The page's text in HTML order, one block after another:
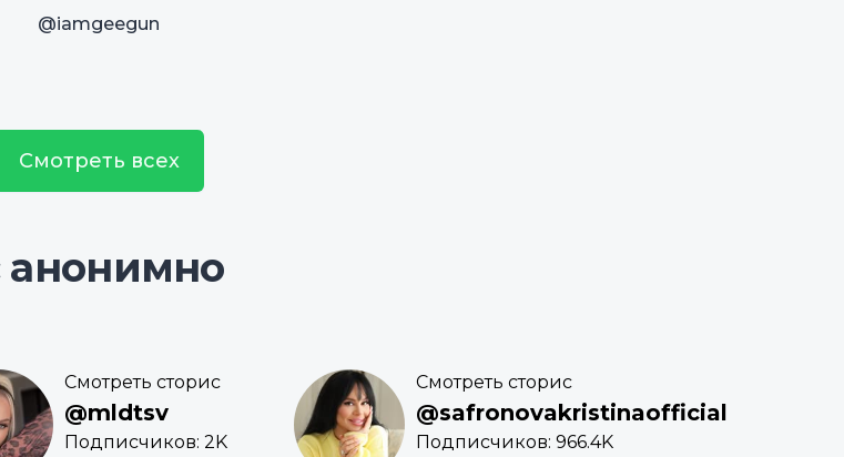
@iamgeegun
Смотреть всех
анонимно
Смотреть сторис
@mldtsv
Подписчиков: 2K
Смотреть сторис
@safronovakristinaofficial
Подписчиков: 966.4K